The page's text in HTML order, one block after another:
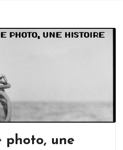
photo, une